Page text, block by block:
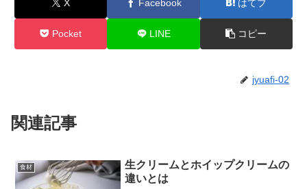
X Facebook はてブ
Pocket LINE コピー
jyuafi-02
関連記事
食材
生クリームとホイップクリームの
違いとは